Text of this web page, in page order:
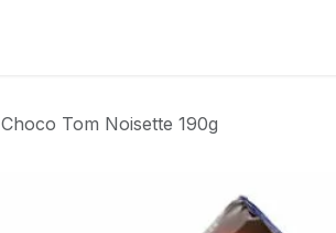
Choco Tom Noisette 190g